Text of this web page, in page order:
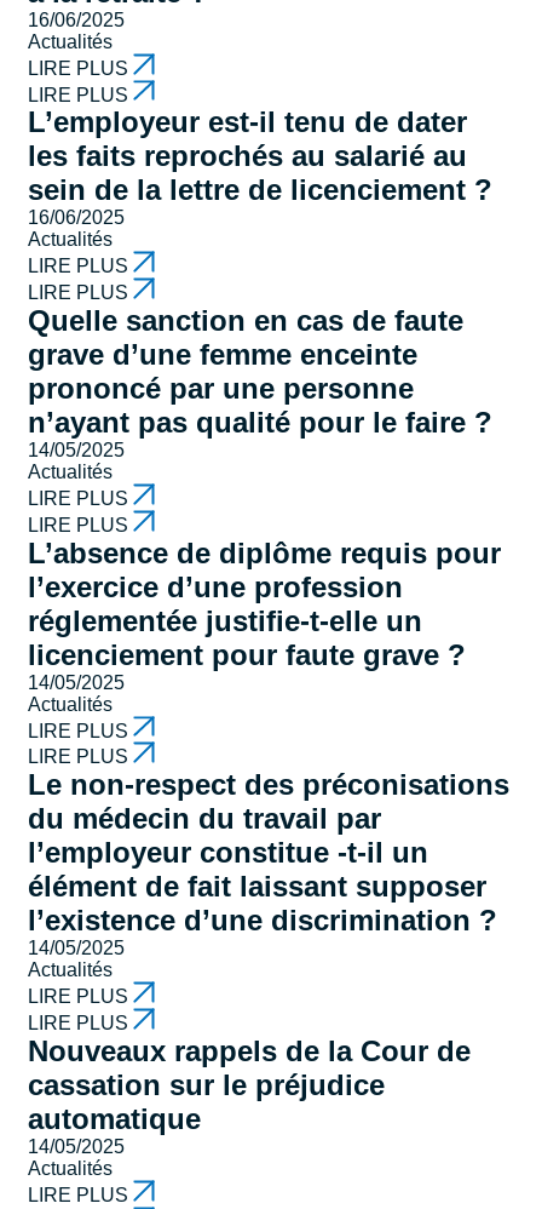
16/06/2025
Actualités
LIRE PLUS
LIRE PLUS
L’employeur est-il tenu de dater
les faits reprochés au salarié au
sein de la lettre de licenciement ?
16/06/2025
Actualités
LIRE PLUS
LIRE PLUS
Quelle sanction en cas de faute
grave d’une femme enceinte
prononcé par une personne
n’ayant pas qualité pour le faire ?
14/05/2025
Actualités
LIRE PLUS
LIRE PLUS
L’absence de diplôme requis pour
l’exercice d’une profession
réglementée justifie-t-elle un
licenciement pour faute grave ?
14/05/2025
Actualités
LIRE PLUS
LIRE PLUS
Le non-respect des préconisations
du médecin du travail par
l’employeur constitue -t-il un
élément de fait laissant supposer
l’existence d’une discrimination ?
14/05/2025
Actualités
LIRE PLUS
LIRE PLUS
Nouveaux rappels de la Cour de
cassation sur le préjudice
automatique
14/05/2025
Actualités
LIRE PLUS